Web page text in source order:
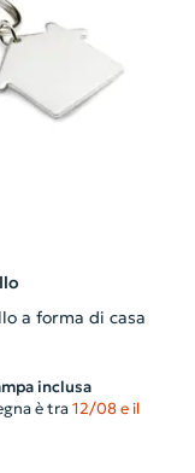
a forma di casa
inclusa
è tra 12/08 e il